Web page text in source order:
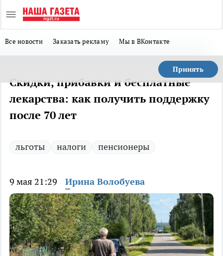
Все новости Заказать рекламу Мы в ВКонтакте
Принять
Скидки, прибавки и бесплатные
лекарства: как получить поддержку
после 70 лет
льготы налоги пенсионеры
9 мая 21:29 Ирина Волобуева